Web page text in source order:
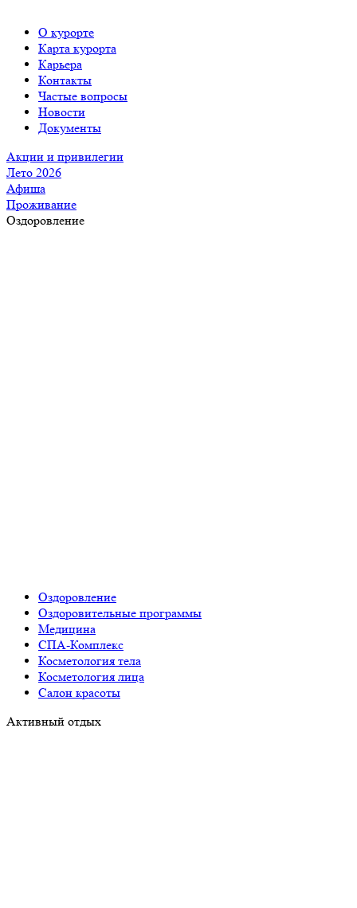
О курорте
Карта курорта
Карьера
Контакты
Частые вопросы
Новости
Документы
Акции и привилегии
Лето 2026
Афиша
Проживание
Оздоровление
Оздоровление
Оздоровительные программы
Медицина
СПА-Комплекс
Косметология тела
Косметология лица
Салон красоты
Активный отдых